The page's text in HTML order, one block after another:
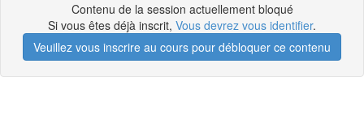
Contenu de la session actuellement bloqué
Si vous êtes déjà inscrit, Vous devrez vous identifier.
Veuillez vous inscrire au cours pour débloquer ce contenu